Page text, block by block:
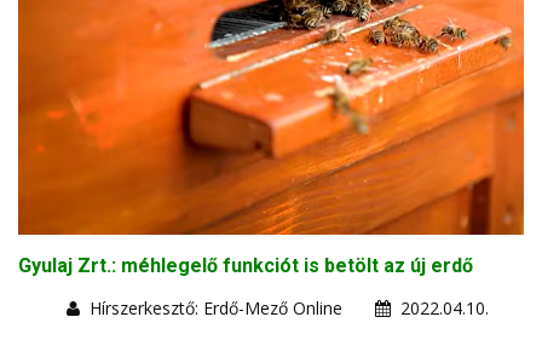
Gyulaj Zrt.: méhlegelő funkciót is betölt az új erdő
Hírszerkesztő: Erdő-Mező Online
2022.04.10.